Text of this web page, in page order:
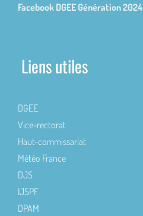
Facebook DGEE Génération 2024
Liens utiles
DGEE
Vice-rectorat
Haut-commissariat
Météo France
DJS
IJSPF
DPAM